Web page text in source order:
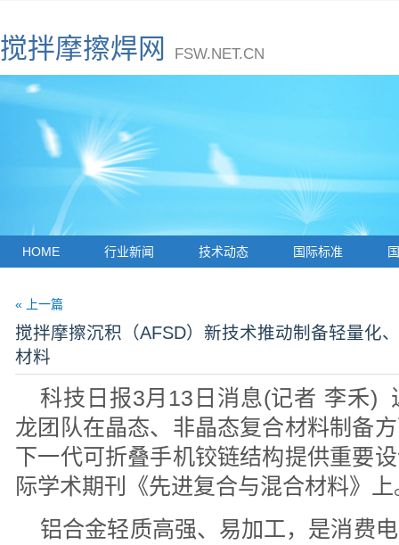
搅拌摩擦焊网 FSW.NET.CN
HOME 行业新闻 技术动态 国际标准
« 上一篇
搅拌摩擦沉积（AFSD）新技术推动制备轻量化
材料
科技日报3月13日消息(记者 李禾)
龙团队在晶态、非晶态复合材料制备
下一代可折叠手机铰链结构提供重要
际学术期刊《先进复合与混合材料》上
铝合金轻质高强、易加工，是消费